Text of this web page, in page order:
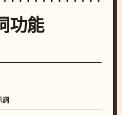
功能
詞